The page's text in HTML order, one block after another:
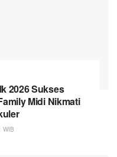
2026 Sukses
Midi Nikmati
WIB